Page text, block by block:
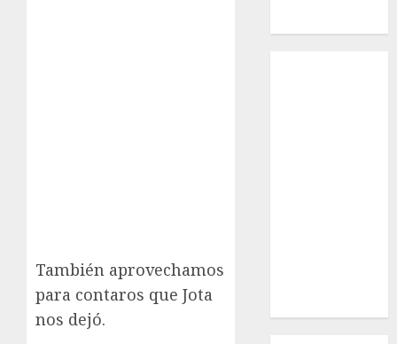
También aprovechamos
para contaros que Jota
nos dejó.